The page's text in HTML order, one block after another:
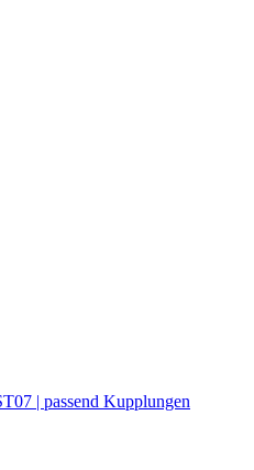
| passend Kupplungen